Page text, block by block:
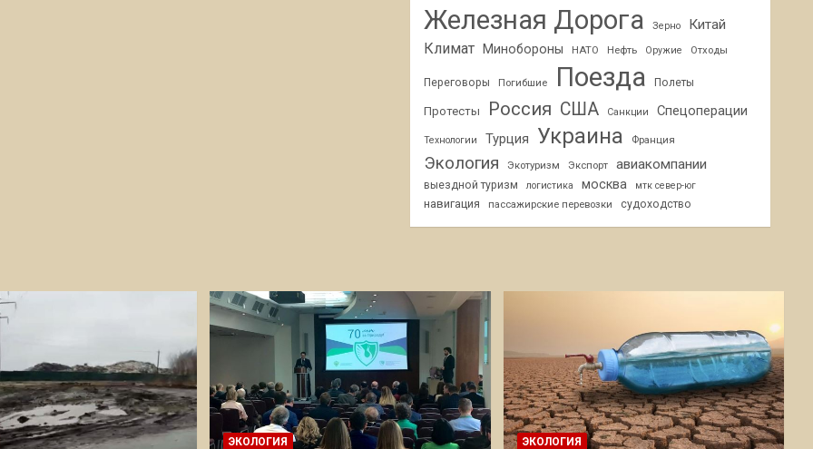
Железная Дорога Зерно Китай
Климат Минобороны НАТО Нефть Оружие Отходы
Переговоры Погибшие Поезда Полеты
Протесты Россия США Санкции Спецоперации
Технологии Турция Украина Франция
Экология Экотуризм Экспорт авиакомпании
выездной туризм логистика москва мтк север-юг
навигация пассажирские перевозки судоходство
ЭКОЛОГИЯ ЭКОЛОГИЯ